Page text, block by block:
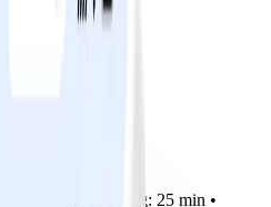
Tillagning: 25 min •